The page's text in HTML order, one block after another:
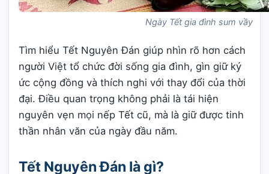
Ngày Tết gia đình sum vầy
Tìm hiểu Tết Nguyên Đán giúp nhìn rõ hơn cách
người Việt tổ chức đời sống gia đình, gìn giữ ký
ức cộng đồng và thích nghi với thay đổi của thời
đại. Điều quan trọng không phải là tái hiện
nguyên vẹn mọi nếp Tết cũ, mà là giữ được tinh
thần nhân văn của ngày đầu năm.
Tết Nguyên Đán là gì?